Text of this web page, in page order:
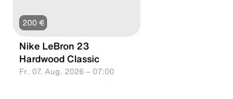
200 €
Nike LeBron 23
Hardwood Classic
Fr. 07. Aug. 2026 – 07:00